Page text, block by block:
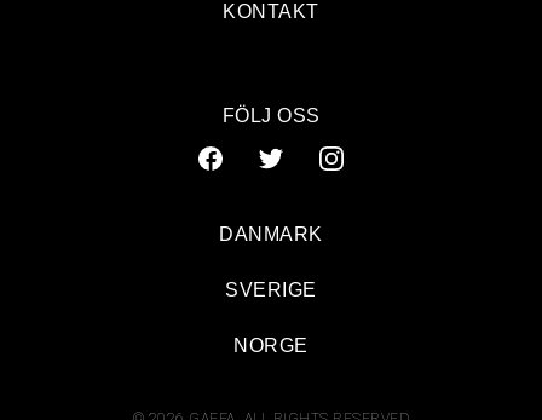
KONTAKT
FÖLJ OSS
DANMARK
SVERIGE
NORGE